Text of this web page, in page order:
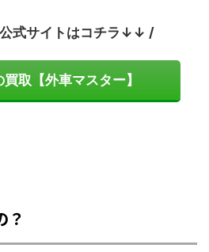
式サイトはコチラ↓↓ /
取【外車マスター】
？